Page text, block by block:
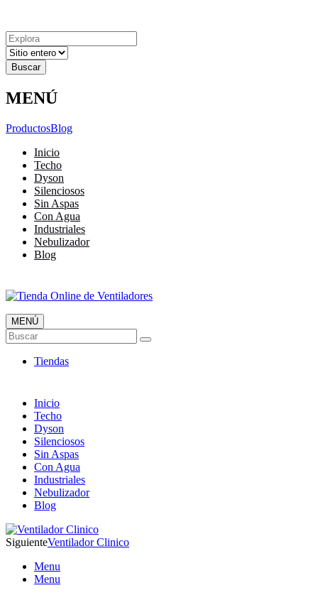
Resultados
para
MENÚ
ProductosBlog
Inicio
Techo
Dyson
Silenciosos
Sin Aspas
Con Agua
Industriales
Nebulizador
Blog
Tienda Online de Ventiladores
Super Catálogo de Ofertas
MENÚ
Buscar
Tiendas
Inicio
Techo
Dyson
Silenciosos
Sin Aspas
Con Agua
Industriales
Nebulizador
Blog
SiguienteVentilador Clinico
Menu
Menu